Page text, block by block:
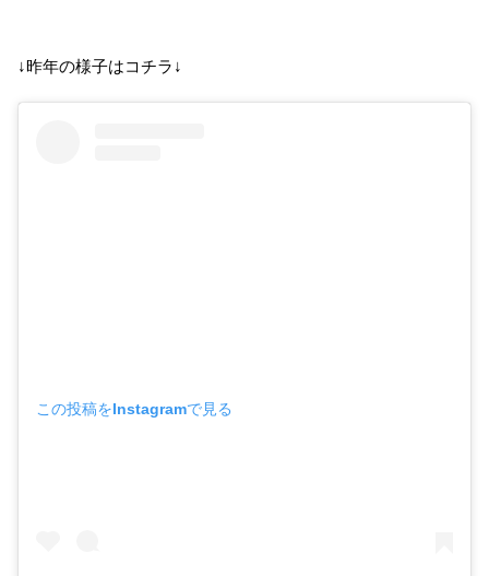
↓昨年の様子はコチラ↓
この投稿をInstagramで見る